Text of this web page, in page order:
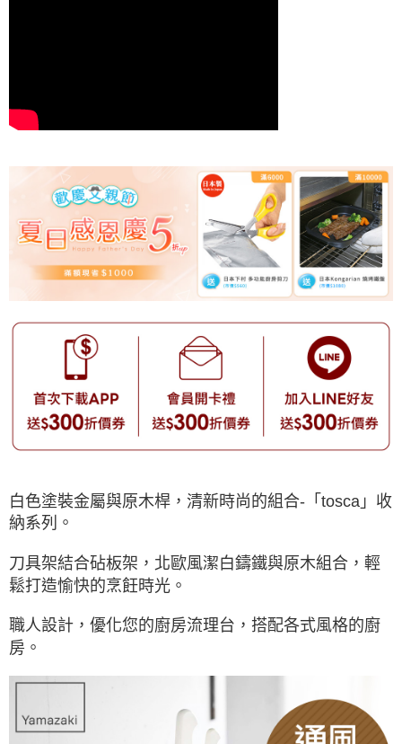
白色塗裝金屬與原木桿，清新時尚的組合-「tosca」收
納系列。
刀具架結合砧板架，北歐風潔白鑄鐵與原木組合，輕
鬆打造愉快的烹飪時光。
職人設計，優化您的廚房流理台，搭配各式風格的廚
房。